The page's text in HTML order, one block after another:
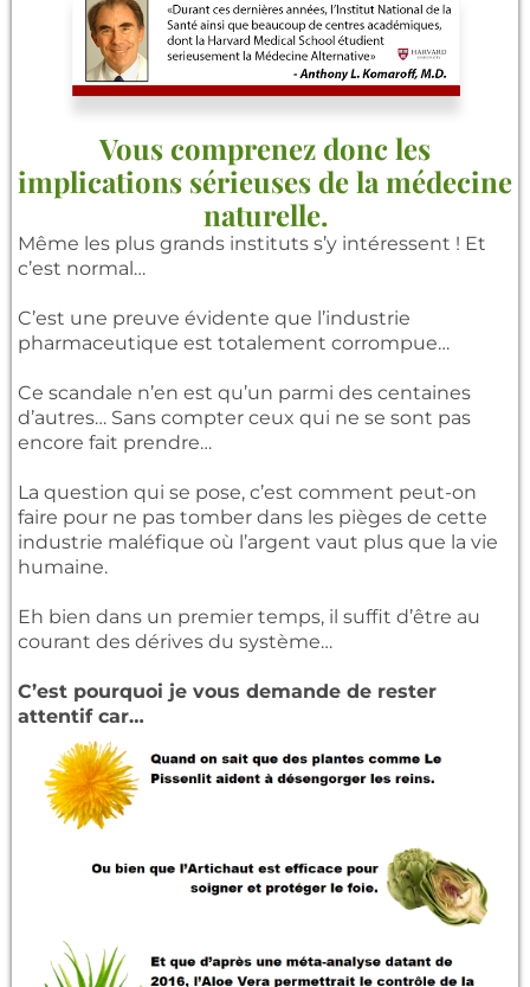
Vous comprenez donc les
implications sérieuses de la médecine
naturelle.
Même les plus grands instituts s’y intéressent ! Et
c’est normal…
C’est une preuve évidente que l’industrie
pharmaceutique est totalement corrompue…
Ce scandale n’en est qu’un parmi des centaines
d’autres… Sans compter ceux qui ne se sont pas
encore fait prendre…
La question qui se pose, c’est comment peut-on
faire pour ne pas tomber dans les pièges de cette
industrie maléfique où l’argent vaut plus que la vie
humaine.
Eh bien dans un premier temps, il suffit d’être au
courant des dérives du système…
C’est pourquoi je vous demande de rester
attentif car…